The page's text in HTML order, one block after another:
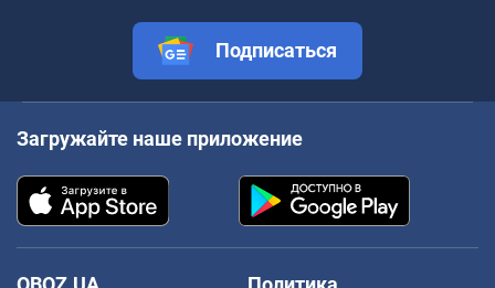
Подписаться
Загружайте наше приложение